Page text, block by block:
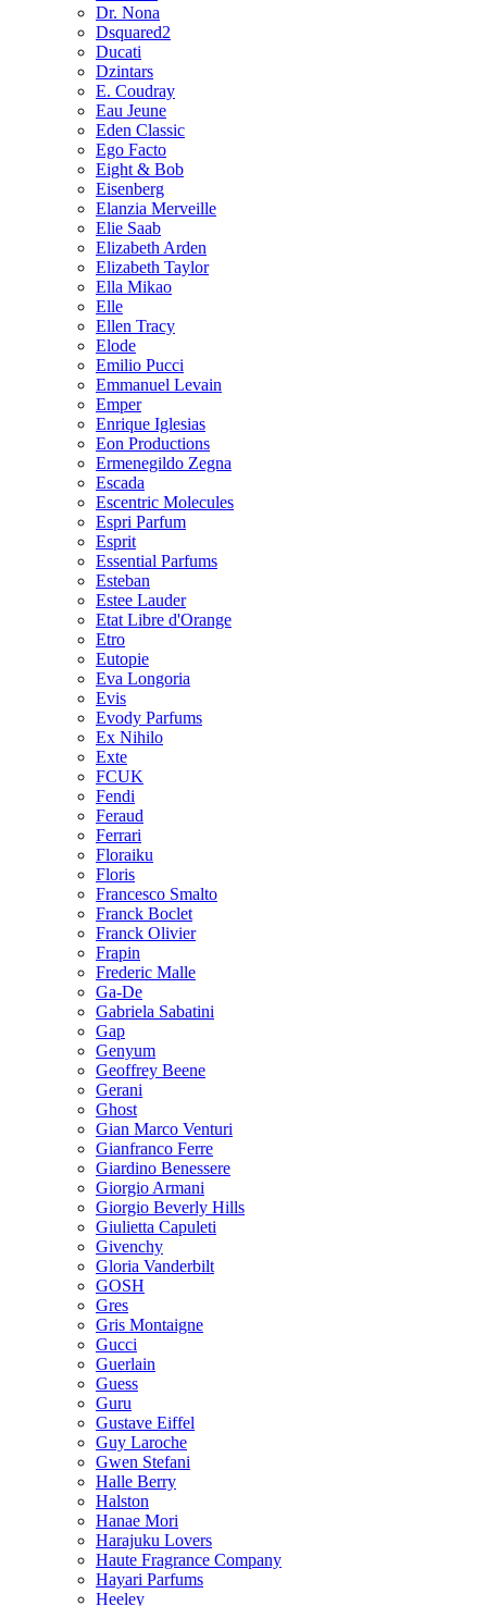
Dr. Nona
Dsquared2
Ducati
Dzintars
E. Coudray
Eau Jeune
Eden Classic
Ego Facto
Eight & Bob
Eisenberg
Elanzia Merveille
Elie Saab
Elizabeth Arden
Elizabeth Taylor
Ella Mikao
Elle
Ellen Tracy
Elode
Emilio Pucci
Emmanuel Levain
Emper
Enrique Iglesias
Eon Productions
Ermenegildo Zegna
Escada
Escentric Molecules
Espri Parfum
Esprit
Essential Parfums
Esteban
Estee Lauder
Etat Libre d'Orange
Etro
Eutopie
Eva Longoria
Evis
Evody Parfums
Ex Nihilo
Exte
FCUK
Fendi
Feraud
Ferrari
Floraiku
Floris
Francesco Smalto
Franck Boclet
Franck Olivier
Frapin
Frederic Malle
Ga-De
Gabriela Sabatini
Gap
Genyum
Geoffrey Beene
Gerani
Ghost
Gian Marco Venturi
Gianfranco Ferre
Giardino Benessere
Giorgio Armani
Giorgio Beverly Hills
Giulietta Capuleti
Givenchy
Gloria Vanderbilt
GOSH
Gres
Gris Montaigne
Gucci
Guerlain
Guess
Guru
Gustave Eiffel
Guy Laroche
Gwen Stefani
Halle Berry
Halston
Hanae Mori
Harajuku Lovers
Haute Fragrance Company
Hayari Parfums
Heeley